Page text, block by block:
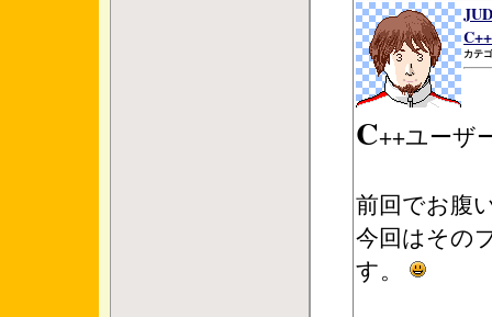
カテ
C++ユーザ
前回でお腹
今回はその
す。